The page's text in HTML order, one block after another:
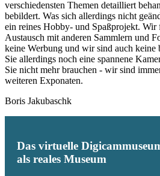
verschiedensten Themen detailliert
bebildert. Was sich allerdings nicht
ein reines Hobby- und Spaßprojekt. Wir
Austausch mit anderen Sammlern und
keine Werbung und wir sind auch keine
Sie allerdings noch eine spannene
Sie nicht mehr brauchen - wir sind
weiteren Exponaten.
Boris Jakubaschk
Das virtuelle
als reales Museum